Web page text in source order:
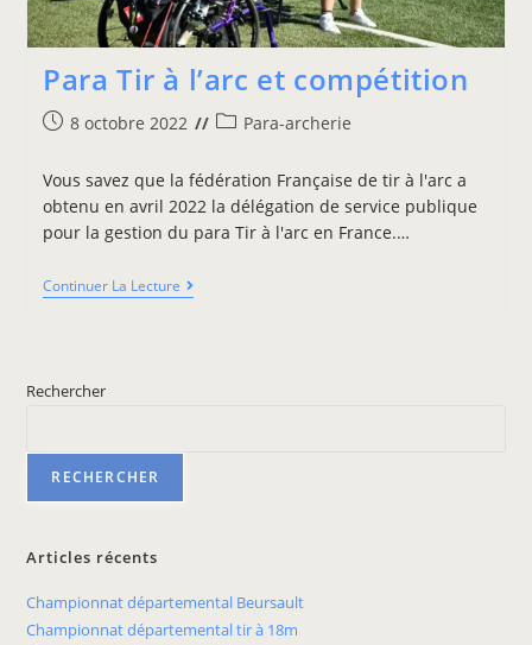
Para Tir à l’arc et compétition
8 octobre 2022 Para-archerie
Vous savez que la fédération Française de tir à l'arc a
obtenu en avril 2022 la délégation de service publique
pour la gestion du para Tir à l'arc en France.…
Continuer La Lecture
Rechercher
RECHERCHER
Articles récents
Championnat départemental Beursault
Championnat départemental tir à 18m